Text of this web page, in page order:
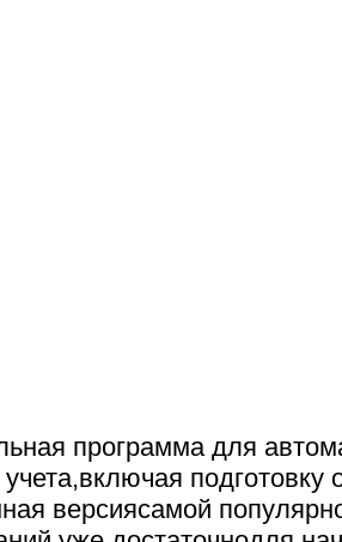
программа для
учета,включая подготовку
версиясамой